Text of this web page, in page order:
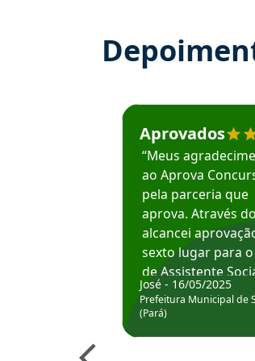
Estudante José
Aprovados
“Meus
ao Aprova
pela parceria que
aprova. Através
alcancei
sexto lugar para
de Assistente
Hoje estou
Prefeitura de
José - 16/05/2025
Prefeitura Municipal de
(Pará)